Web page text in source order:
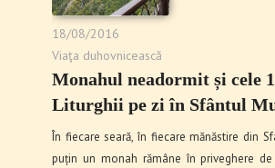
18/08/2016
Viaţa duhovnicească
Monahul neadormit și cele
Liturghii pe zi în Sfântul
În fiecare seară, în fiecare mănăstire din
puțin un monah rămâne în priveghere